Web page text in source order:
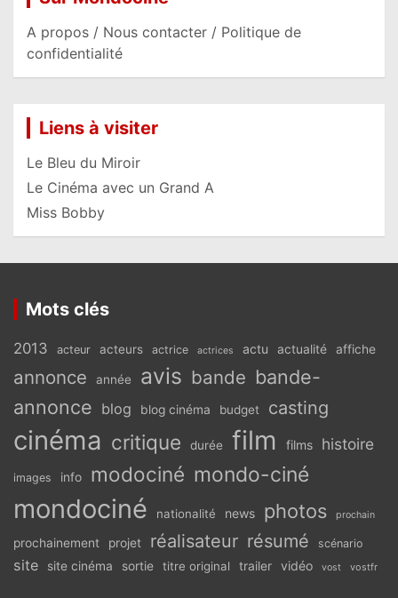
A propos / Nous contacter / Politique de
confidentialité
Liens à visiter
Le Bleu du Miroir
Le Cinéma avec un Grand A
Miss Bobby
Mots clés
2013 acteur acteurs actrice actrices actu actualité affiche
annonce année avis bande bande-
annonce blog blog cinéma budget casting
cinéma critique durée film films histoire
images info modociné mondo-ciné
mondociné nationalité news photos prochain
prochainement projet réalisateur résumé scénario
site site cinéma sortie titre original trailer vidéo vost vostfr